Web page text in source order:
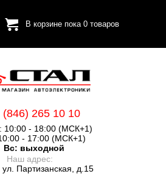
В корзине пока 0товаров
(846) 265 10 10
10:00 - 18:00 (МСК+1)
- 17:00 (МСК+1)
Вс: выходной
Наш адрес:
Партизанская, д.15